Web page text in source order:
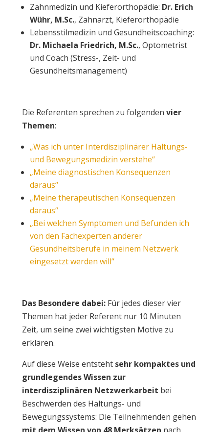
Zahnmedizin und Kieferorthopädie: Dr. Erich
Wühr, M.Sc., Zahnarzt, Kieferorthopädie
Lebensstilmedizin und Gesundheitscoaching:
Dr. Michaela Friedrich, M.Sc., Optometrist
und Coach (Stress-, Zeit- und
Gesundheitsmanagement)
Die Referenten sprechen zu folgenden vier
Themen:
„Was ich unter Interdisziplinärer Haltungs-
und Bewegungsmedizin verstehe“
„Meine diagnostischen Konsequenzen
daraus“
„Meine therapeutischen Konsequenzen
daraus“
„Bei welchen Symptomen und Befunden ich
von den Fachexperten anderer
Gesundheitsberufe in meinem Netzwerk
eingesetzt werden will“
Das Besondere dabei: Für jedes dieser vier
Themen hat jeder Referent nur 10 Minuten
Zeit, um seine zwei wichtigsten Motive zu
erklären.
Auf diese Weise entsteht sehr kompaktes und
grundlegendes Wissen zur
interdisziplinären Netzwerkarbeit bei
Beschwerden des Haltungs- und
Bewegungssystems: Die Teilnehmenden gehen